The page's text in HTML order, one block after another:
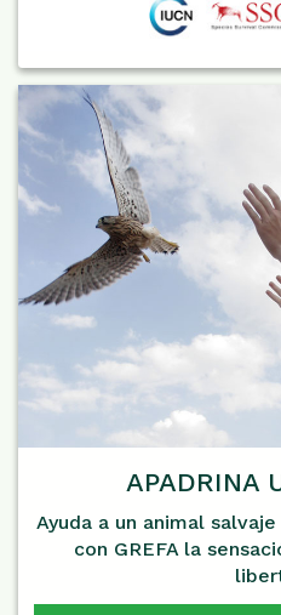
APADRINA
Ayuda a un animal
con GREFA la